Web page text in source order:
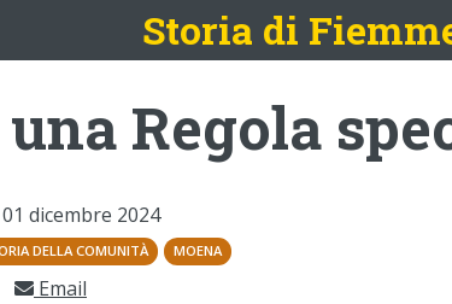
Storia di
Regola
dicembre 2024
DELLA COMUNITÀ MOENA
Email